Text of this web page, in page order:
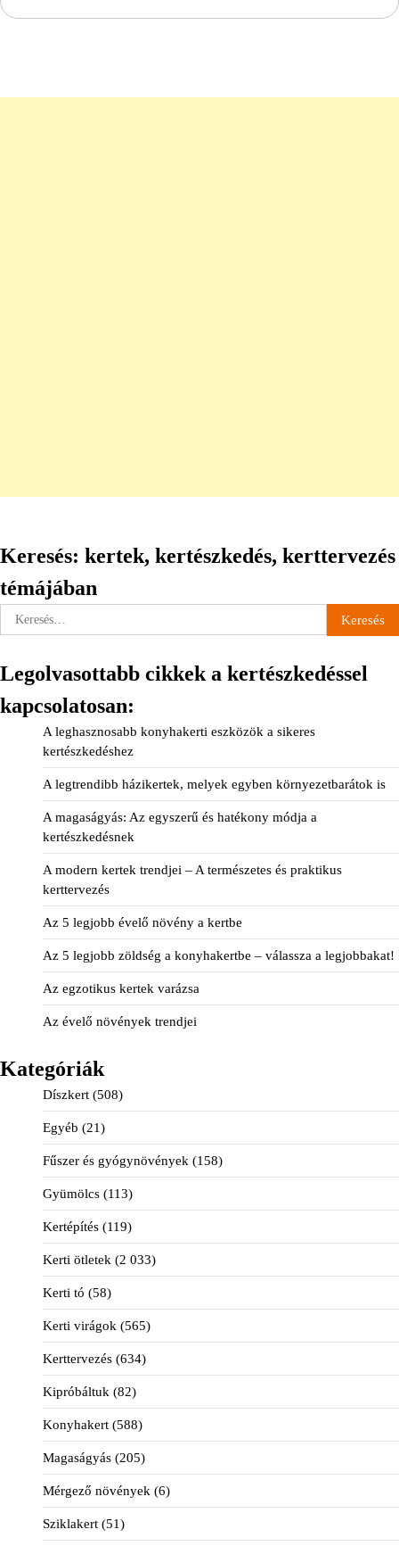
Keresés: kertek, kertészkedés, kerttervezés
témájában
Keresés:
Legolvasottabb cikkek a kertészkedéssel
kapcsolatosan:
A leghasznosabb konyhakerti eszközök a sikeres
kertészkedéshez
A legtrendibb házikertek, melyek egyben környezetbarátok is
A magaságyás: Az egyszerű és hatékony módja a
kertészkedésnek
A modern kertek trendjei – A természetes és praktikus
kerttervezés
Az 5 legjobb évelő növény a kertbe
Az 5 legjobb zöldség a konyhakertbe – válassza a legjobbakat!
Az egzotikus kertek varázsa
Az évelő növények trendjei
Kategóriák
Díszkert (508)
Egyéb (21)
Fűszer és gyógynövények (158)
Gyümölcs (113)
Kertépítés (119)
Kerti ötletek (2 033)
Kerti tó (58)
Kerti virágok (565)
Kerttervezés (634)
Kipróbáltuk (82)
Konyhakert (588)
Magaságyás (205)
Mérgező növények (6)
Sziklakert (51)